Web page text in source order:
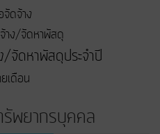
ดจ้าง
าง/จัดหาพัสดุ
/จัดหาพัสดุประจำปี
เดือน
พยากรบุคคล